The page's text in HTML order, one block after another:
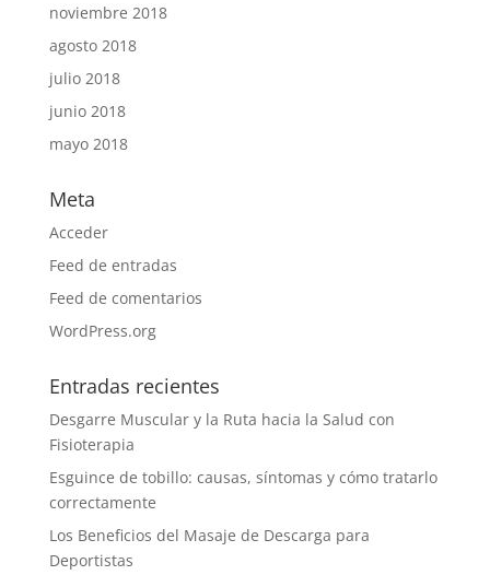
noviembre 2018
agosto 2018
julio 2018
junio 2018
mayo 2018
Meta
Acceder
Feed de entradas
Feed de comentarios
WordPress.org
Entradas recientes
Desgarre Muscular y la Ruta hacia la Salud con
Fisioterapia
Esguince de tobillo: causas, síntomas y cómo tratarlo
correctamente
Los Beneficios del Masaje de Descarga para
Deportistas